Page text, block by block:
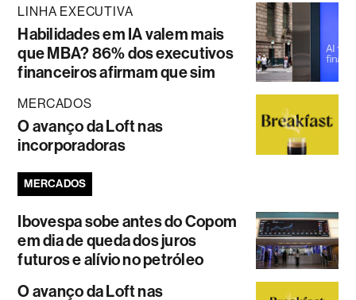
LINHA EXECUTIVA
Habilidades em IA valem mais
que MBA? 86% dos executivos
financeiros afirmam que sim
MERCADOS
O avanço da Loft nas
incorporadoras
MERCADOS
Ibovespa sobe antes do Copom
em dia de queda dos juros
futuros e alívio no petróleo
O avanço da Loft nas